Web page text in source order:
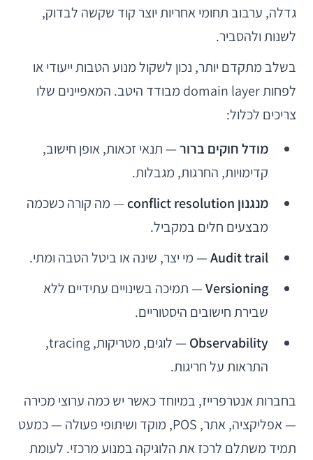
גדלה, ערבוב תחומי אחריות יוצר קוד שקשה לבדוק,
לשנות ולהסביר.
בשלב מתקדם יותר, נכון לשקול מנוע הטבות ייעודי או
לפחות domain layer מבודד היטב. המאפיינים שלו
צריכים לכלול:
מודל חוקים ברור— תנאי זכאות, אופן חישוב,
קדימויות, החרגות, מגבלות.
מנגנון conflict resolution
— מה קורה כשכמה
מבצעים חלים במקביל.
Audit trail— מי יצר, שינה או ביטל הטבה ומתי.
Versioning— תמיכה בשינויים עתידיים ללא
שבירת חישובים היסטוריים.
Observability
— לוגים, מטריקות, tracing,
התראות על חריגות.
בחברות אנטרפרייז, במיוחד כאשר יש כמה ערוצי מכירה
— אפליקציה, אתר, POS, מוקד ושיתופי פעולה — כמעט
תמיד משתלם לרכז את הלוגיקה במנוע מרכזי. לעומת